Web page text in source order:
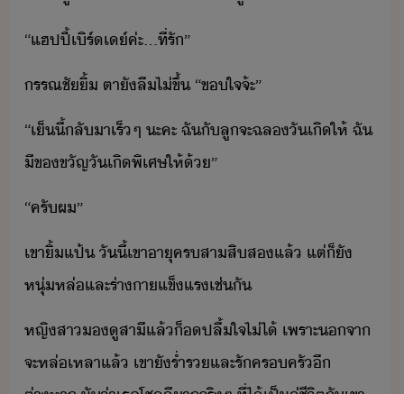
​“​แฮปปี้เิร์เ์​ค่ะ​...​ที่รั​”
​รรณ​ชั​ิ้​ ​ตาั​ลื​ไ่​ขึ้​ ​“​ขใจ​จ้ะ​”
​“​เ็​ี้​ลัา​เร็​ๆ​ ​ะคะ​ ​ฉั​ั​ลู​จะ​ฉล​ัเิ​ให้​ ​ฉั​
ี​ขขัญ​ัเิ​พิเศษ​ให้​้​”
​“​ครัผ​”
​เขา​ิ้แป้​ ​ัี้​เขา​าุ​ครสาสิส​แล้​ ​แต่​็​ั​
หุ่​หล่​และ​ร่าา​แข็แร​เช่ั
​หญิสา​ู​สาี​แล้็​​ปลื้ใจ​ไ่ไ้​ ​เพราะ​จา​
จะ​หล่เหลา​แล้​ ​เขา​ั​ร่ำร​และ​รั​ครครั​ี​